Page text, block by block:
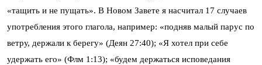
«тащить и не пущать». В Новом Завете я насчитал 17 случаев
употребления этого глагола, например: «подняв малый парус по
ветру, держали к берегу» (Деян 27:40); «Я хотел при себе
удержать его» (Флм 1:13); «будем держаться исповедания